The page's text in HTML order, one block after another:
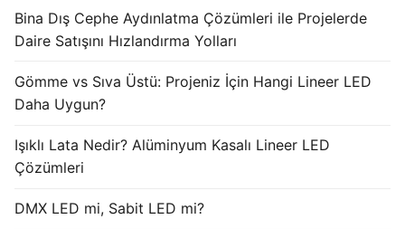
Cephe Animasyon LEDLine Serisi
Cephe Animasyon DOTLED Serisi
Cephe Animasyon WallWasher Serisi
KATALOG
Bina Dış Cephe Aydınlatma Çözümleri ile Projelerde
Daire Satışını Hızlandırma Yolları
Gömme vs Sıva Üstü: Projeniz İçin Hangi Lineer LED
Daha Uygun?
Işıklı Lata Nedir? Alüminyum Kasalı Lineer LED
Çözümleri
DMX LED mi, Sabit LED mi?